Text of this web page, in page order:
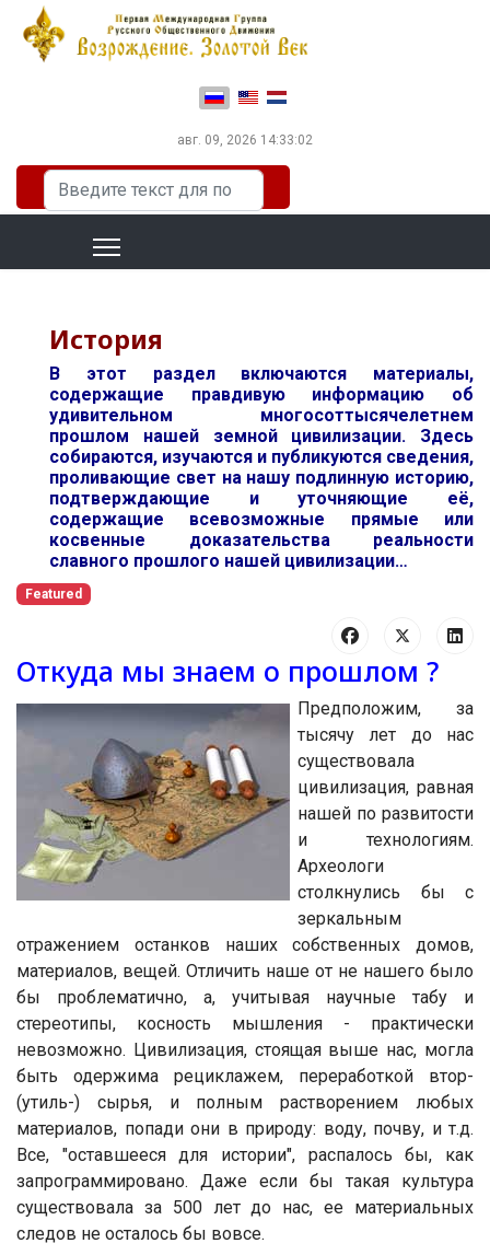
Выберите язык
авг. 09, 2026 14:33:03
Искать...
История
В этот раздел включаются материалы,
содержащие правдивую информацию об
удивительном многосоттысячелетнем
прошлом нашей земной цивилизации. Здесь
собираются, изучаются и публикуются сведения,
проливающие свет на нашу подлинную историю,
подтверждающие и уточняющие её,
содержащие всевозможные прямые или
косвенные доказательства реальности
славного прошлого нашей цивилизации…
Featured
Откуда мы знаем о прошлом ?
Предположим, за
тысячу лет до нас
существовала
цивилизация, равная
нашей по развитости
и технологиям.
Археологи
столкнулись бы с
зеркальным
отражением останков наших собственных домов,
материалов, вещей. Отличить наше от не нашего было
бы проблематично, а, учитывая научные табу и
стереотипы, косность мышления - практически
невозможно. Цивилизация, стоящая выше нас, могла
быть одержима рециклажем, переработкой втор-
(утиль-) сырья, и полным растворением любых
материалов, попади они в природу: воду, почву, и т.д.
Все, "оставшееся для истории", распалось бы, как
запрограммировано. Даже если бы такая культура
существовала за 500 лет до нас, ее материальных
следов не осталось бы вовсе.